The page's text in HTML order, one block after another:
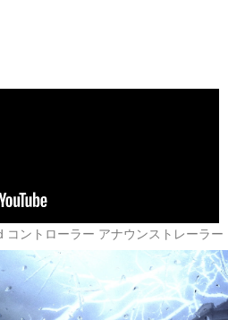
コントローラー アナウンストレーラー